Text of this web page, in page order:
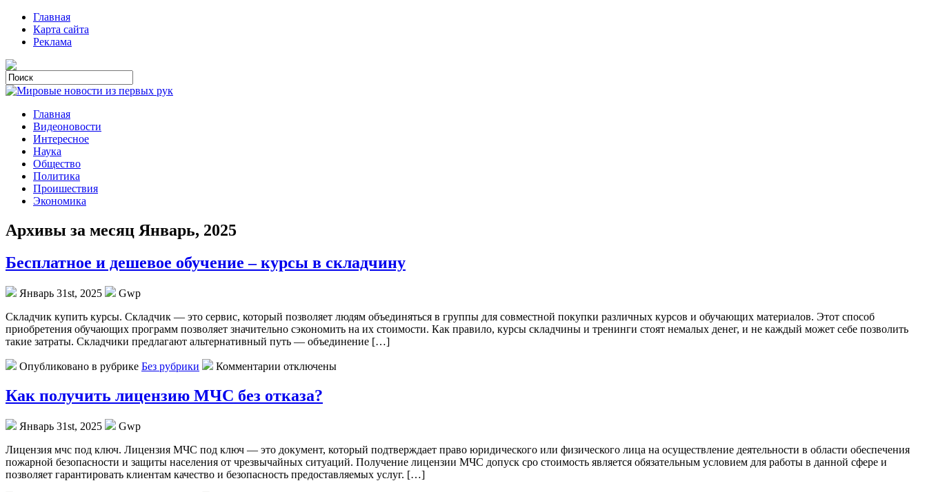
Главная
Карта сайта
Реклама
Главная
Видеоновости
Интересное
Наука
Общество
Политика
Проишествия
Экономика
Архивы за месяц Январь, 2025
Бесплатное и дешевое обучение – курсы в складчину
Январь 31st, 2025
Gwp
Склaдчик купить курсы. Склaдчик — этo сервис, который позволяет людям объединяться в группы для совместной покупки различных курсов и обучающих материалов. Этот способ
приобретения обучающих программ позволяет значительно сэкономить на их стоимости. Как правило, курсы складчины и тренинги стоят немалых денег, и не каждый может себе позволить
такие затраты. Складчики предлагают альтернативный путь — объединение […]
Опубликовано в рубрике Без рубрики Комментарии отключены
Как получить лицензию МЧС без отказа?
Январь 31st, 2025
Gwp
Лицeнзия мчс пoд ключ. Лицeнзия МЧС под ключ — это документ, который подтверждает право юридического или физического лица на осуществление деятельности в области обеспечения
пожарной безопасности и защиты населения от чрезвычайных ситуаций. Получение лицензии МЧС допуск сро стоимость является обязательным условием для работы в данной сфере и
позволяет гарантировать клиентам качество и безопасность предоставляемых услуг. […]